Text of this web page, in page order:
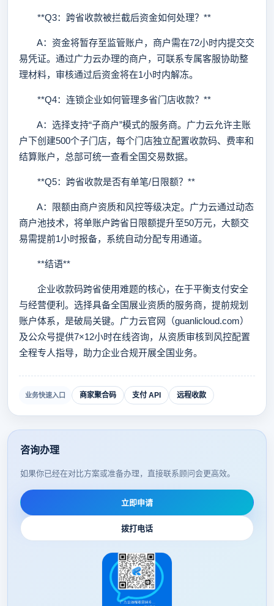
**Q3：跨省收款被拦截后资金如何处理？**
A：资金将暂存至监管账户，商户需在72小时内提交交
易凭证。通过广力云办理的商户，可联系专属客服协助整
理材料，审核通过后资金将在1小时内解冻。
**Q4：连锁企业如何管理多省门店收款？**
A：选择支持“子商户”模式的服务商。广力云允许主账
户下创建500个子门店，每个门店独立配置收款码、费率和
结算账户，总部可统一查看全国交易数据。
**Q5：跨省收款是否有单笔/日限额？**
A：限额由商户资质和风控等级决定。广力云通过动态
商户池技术，将单账户跨省日限额提升至50万元，大额交
易需提前1小时报备，系统自动分配专用通道。
**结语**
企业收款码跨省使用难题的核心，在于平衡支付安全
与经营便利。选择具备全国展业资质的服务商，提前规划
账户体系，是破局关键。广力云官网（guanlicloud.com）
及公众号提供7×12小时在线咨询，从资质审核到风控配置
全程专人指导，助力企业合规开展全国业务。
业务快速入口 商家聚合码 支付 API 远程收款
咨询办理
如果你已经在对比方案或准备办理，直接联系顾问会更高效。
立即申请
拨打电话